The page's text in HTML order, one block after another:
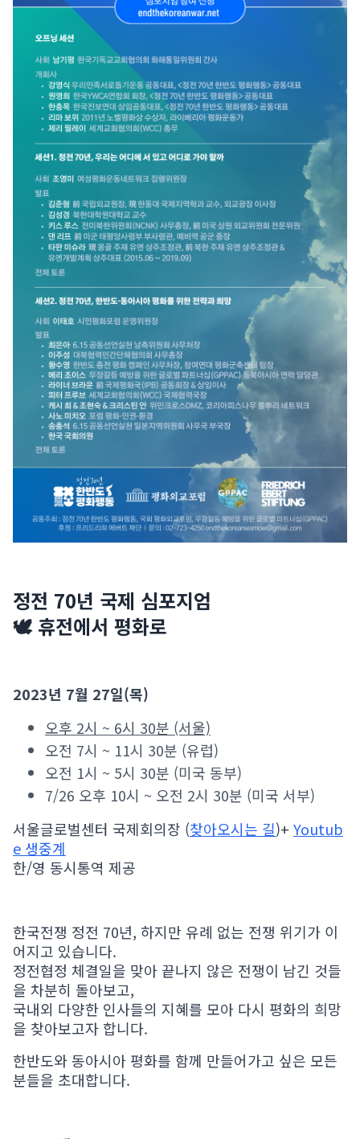
정전 70년 국제 심포지엄
🕊 휴전에서 평화로
2023년 7월 27일(목)
오후 2시 ~ 6시 30분 (서울)
오전 7시 ~ 11시 30분 (유럽)
오전 1시 ~ 5시 30분 (미국 동부)
7/26 오후 10시 ~ 오전 2시 30분 (미국 서부)
서울글로벌센터 국제회의장 (찾아오시는 길)+ Youtub
e 생중계
한/영 동시통역 제공
한국전쟁 정전 70년, 하지만 유례 없는 전쟁 위기가 이
어지고 있습니다.
정전협정 체결일을 맞아 끝나지 않은 전쟁이 남긴 것들
을 차분히 돌아보고,
국내외 다양한 인사들의 지혜를 모아 다시 평화의 희망
을 찾아보고자 합니다.
한반도와 동아시아 평화를 함께 만들어가고 싶은 모든
분들을 초대합니다.